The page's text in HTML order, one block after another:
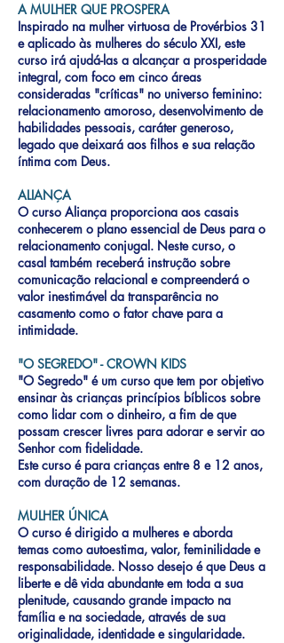
A MULHER QUE PROSPERA
Inspirado na mulher virtuosa de Provérbios 31
e aplicado às mulheres do século XXI, este
curso irá ajudá-las a alcançar a prosperidade
integral, com foco em cinco áreas
consideradas "críticas" no universo feminino:
relacionamento amoroso, desenvolvimento de
habilidades pessoais, caráter generoso,
legado que deixará aos filhos e sua relação
íntima com Deus.
ALIANÇA
O curso Aliança proporciona aos casais
conhecerem o plano essencial de Deus para o
relacionamento conjugal. Neste curso, o
casal também receberá instrução sobre
comunicação relacional e compreenderá o
valor inestimável da transparência no
casamento como o fator chave para a
intimidade.
"O SEGREDO" - CROWN KIDS
"O Segredo" é um curso que tem por objetivo
ensinar às crianças princípios bíblicos sobre
como lidar com o dinheiro, a fim de que
possam crescer livres para adorar e servir ao
Senhor com fidelidade.
Este curso é para crianças entre 8 e 12 anos,
com duração de 12 semanas.
MULHER ÚNICA
O curso é dirigido a mulheres e aborda
temas como autoestima, valor, feminilidade e
responsabilidade. Nosso desejo é que Deus a
liberte e dê vida abundante em toda a sua
plenitude, causando grande impacto na
família e na sociedade, através de sua
originalidade, identidade e singularidade.